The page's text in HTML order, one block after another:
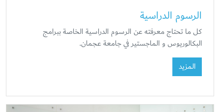
الرسوم الدراسية
كل ما تحتاج معرفته عن الرسوم الدراسية الخاصة ببرامج
البكالوريوس و الماجستير في جامعة عجمان.
المزيد